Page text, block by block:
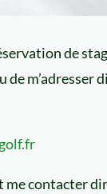
de
m’adresser
me contacter